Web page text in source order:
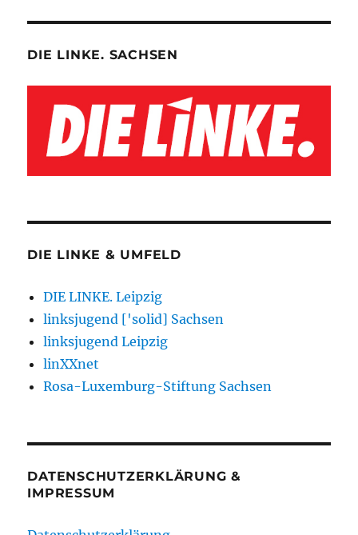
DIE LINKE. SACHSEN
DIE LINKE & UMFELD
DIE LINKE. Leipzig
linksjugend ['solid] Sachsen
linksjugend Leipzig
linXXnet
Rosa-Luxemburg-Stiftung Sachsen
DATENSCHUTZERKLÄRUNG &
IMPRESSUM